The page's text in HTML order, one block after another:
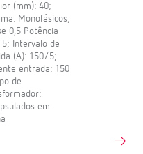
(mm): 40;
Monofásicos;
0,5 Potência
5; Intervalo de
(A): 150/5;
entrada: 150
de
em